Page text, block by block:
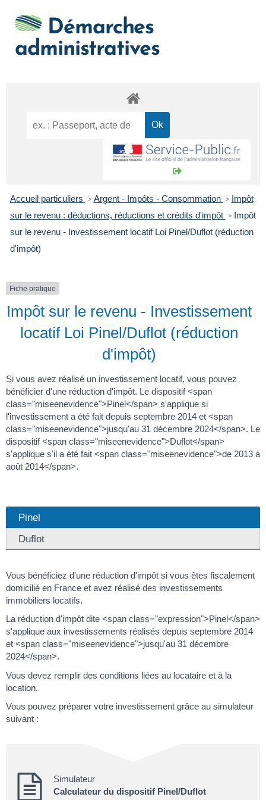
Démarches
administratives
Accueil particuliers > Argent - Impôts - Consommation > Impôt
sur le revenu : déductions, réductions et crédits d'impôt > Impôt
sur le revenu - Investissement locatif Loi Pinel/Duflot (réduction
d'impôt)
Fiche pratique
Impôt sur le revenu - Investissement
locatif Loi Pinel/Duflot (réduction
d'impôt)
Si vous avez réalisé un investissement locatif, vous pouvez
bénéficier d'une réduction d'impôt. Le dispositif <span
class="miseenevidence">Pinel</span> s'applique si
l'investissement a été fait depuis septembre 2014 et <span
class="miseenevidence">jusqu'au 31 décembre 2024</span>. Le
dispositif <span class="miseenevidence">Duflot</span>
s'applique s'il a été fait <span class="miseenevidence">de 2013 à
août 2014</span>.
Pinel
Duflot
Vous bénéficiez d'une réduction d'impôt si vous êtes fiscalement
domicilié en France et avez réalisé des investissements
immobiliers locatifs.
La réduction d'impôt dite <span class="expression">Pinel</span>
s'applique aux investissements réalisés depuis septembre 2014
et <span class="miseenevidence">jusqu'au 31 décembre
2024</span>.
Vous devez remplir des conditions liées au locataire et à la
location.
Vous pouvez préparer votre investissement grâce au simulateur
suivant :
Simulateur
Calculateur du dispositif Pinel/Duflot